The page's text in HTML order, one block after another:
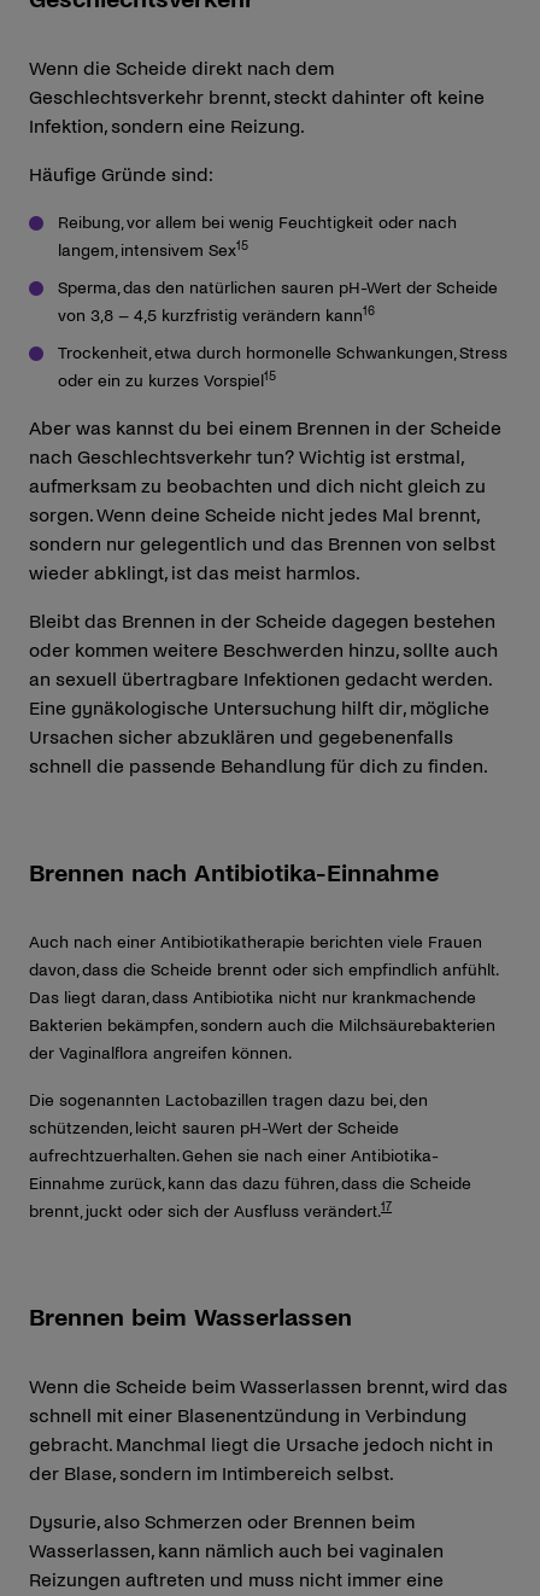
Wenn die Scheide direkt nach dem
Geschlechtsverkehr brennt, steckt dahinter oft keine
Infektion, sondern eine Reizung.
Häufige Gründe sind:
Reibung, vor allem bei wenig Feuchtigkeit oder nach
langem, intensivem Sex15
Sperma, das den natürlichen sauren pH-Wert der Scheide
von 3,8 – 4,5 kurzfristig verändern kann16
Trockenheit, etwa durch hormonelle Schwankungen, Stress
oder ein zu kurzes Vorspiel 15
Aber was kannst du bei einem Brennen in der Scheide
nach Geschlechtsverkehr tun? Wichtig ist erstmal,
aufmerksam zu beobachten und dich nicht gleich zu
sorgen. Wenn deine Scheide nicht jedes Mal brennt,
sondern nur gelegentlich und das Brennen von selbst
wieder abklingt, ist das meist harmlos.
Bleibt das Brennen in der Scheide dagegen bestehen
oder kommen weitere Beschwerden hinzu, sollte auch
an sexuell übertragbare Infektionen gedacht werden.
Eine gynäkologische Untersuchung hilft dir, mögliche
Ursachen sicher abzuklären und gegebenenfalls
schnell die passende Behandlung für dich zu finden.
Brennen nach Antibiotika-Einnahme
Auch nach einer Antibiotikatherapie berichten viele Frauen
davon, dass die Scheide brennt oder sich empfindlich anfühlt.
Das liegt daran, dass Antibiotika nicht nur krankmachende
Bakterien bekämpfen, sondern auch die Milchsäurebakterien
der Vaginalflora angreifen können.
Die sogenannten Lactobazillen tragen dazu bei, den
schützenden, leicht sauren pH-Wert der Scheide
aufrechtzuerhalten. Gehen sie nach einer Antibiotika-
Einnahme zurück, kann das dazu führen, dass die Scheide
brennt, juckt oder sich der Ausfluss verändert.17
Brennen beim Wasserlassen
Wenn die Scheide beim Wasserlassen brennt, wird das
schnell mit einer Blasenentzündung in Verbindung
gebracht. Manchmal liegt die Ursache jedoch nicht in
der Blase, sondern im Intimbereich selbst.
Dysurie, also Schmerzen oder Brennen beim
Wasserlassen, kann nämlich auch bei vaginalen
Reizungen auftreten und muss nicht immer eine